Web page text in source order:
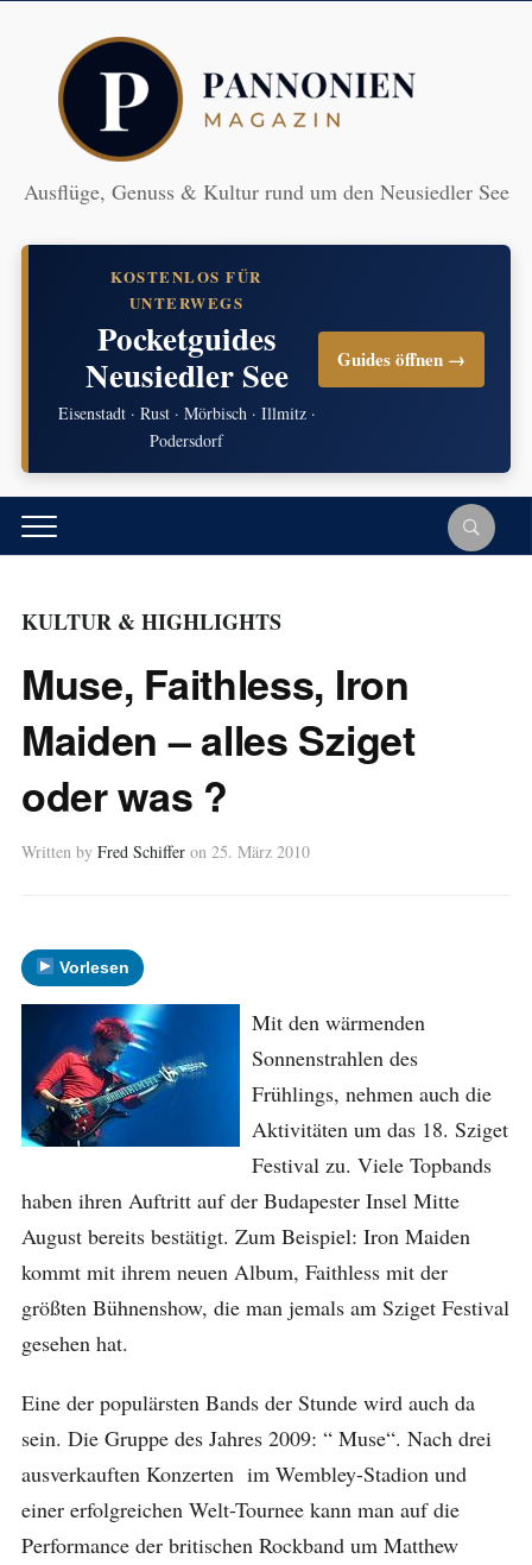
Ausflüge, Genuss & Kultur rund um den Neusiedler See
KOSTENLOS FÜR
UNTERWEGS
Pocketguides
Neusiedler See
Eisenstadt · Rust · Mörbisch · Illmitz ·
Podersdorf
Guides öffnen →
KULTUR & HIGHLIGHTS
Muse, Faithless, Iron
Maiden – alles Sziget
oder was ?
Written by Fred Schiffer on 25. März 2010
Vorlesen
Mit den wärmenden
Sonnenstrahlen des
Frühlings, nehmen auch die
Aktivitäten um das 18. Sziget
Festival zu. Viele Topbands
haben ihren Auftritt auf der Budapester Insel Mitte
August bereits bestätigt. Zum Beispiel: Iron Maiden
kommt mit ihrem neuen Album, Faithless mit der
größten Bühnenshow, die man jemals am Sziget Festival
gesehen hat.
Eine der populärsten Bands der Stunde wird auch da
sein. Die Gruppe des Jahres 2009: “ Muse“. Nach drei
ausverkauften Konzerten im Wembley-Stadion und
einer erfolgreichen Welt-Tournee kann man auf die
Performance der britischen Rockband um Matthew